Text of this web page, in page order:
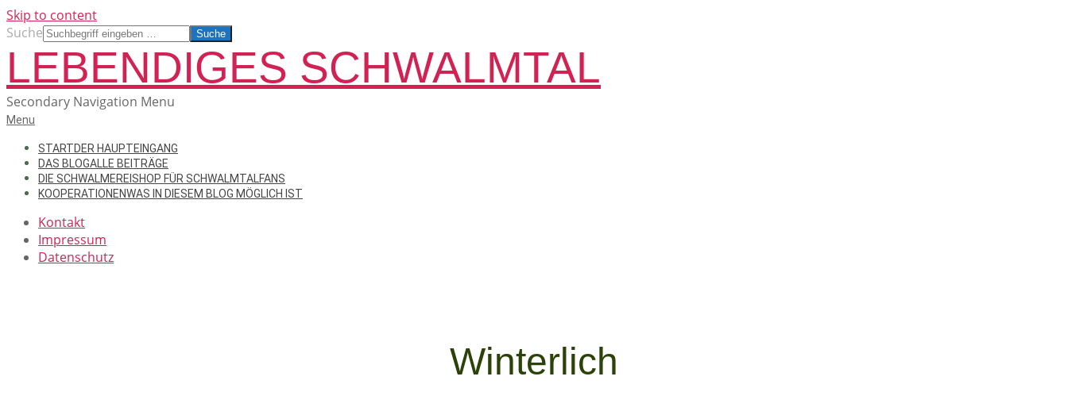
Skip to content
Suche
LEBENDIGES SCHWALMTAL
Secondary Navigation Menu
Menu
STARTDER HAUPTEINGANG
DAS BLOGALLE BEITRÄGE
DIE SCHWALMEREI SHOP FÜR SCHWALMTALFANS
KOOPERATIONENWAS IN DIESEM BLOG MÖGLICH IST
Kontakt
Impressum
Datenschutz
Winterlich